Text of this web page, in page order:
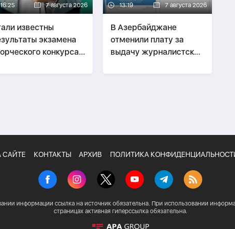
16:25 7 августа 2026
известны
экзамена
конкурса
13:19 7 августа 2026
В Азербайджане
отменили плату за
выдачу журналистских
САЙТЕ КОНТАКТЫ АРХИВ ПОЛИТИКА
информации ссылка на источник обязательна. При использовании
страницах активная гиперссылка обязательна.